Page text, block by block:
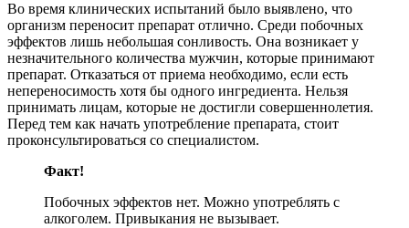
Во время клинических испытаний было выявлено, что
организм переносит препарат отлично. Среди побочных
эффектов лишь небольшая сонливость. Она возникает у
незначительного количества мужчин, которые принимают
препарат. Отказаться от приема необходимо, если есть
непереносимость хотя бы одного ингредиента. Нельзя
принимать лицам, которые не достигли совершеннолетия.
Перед тем как начать употребление препарата, стоит
проконсультироваться со специалистом.
Факт!
Побочных эффектов нет. Можно употреблять с
алкоголем. Привыкания не вызывает.